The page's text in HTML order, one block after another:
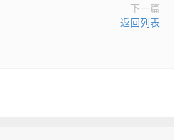
下一篇
返回列表